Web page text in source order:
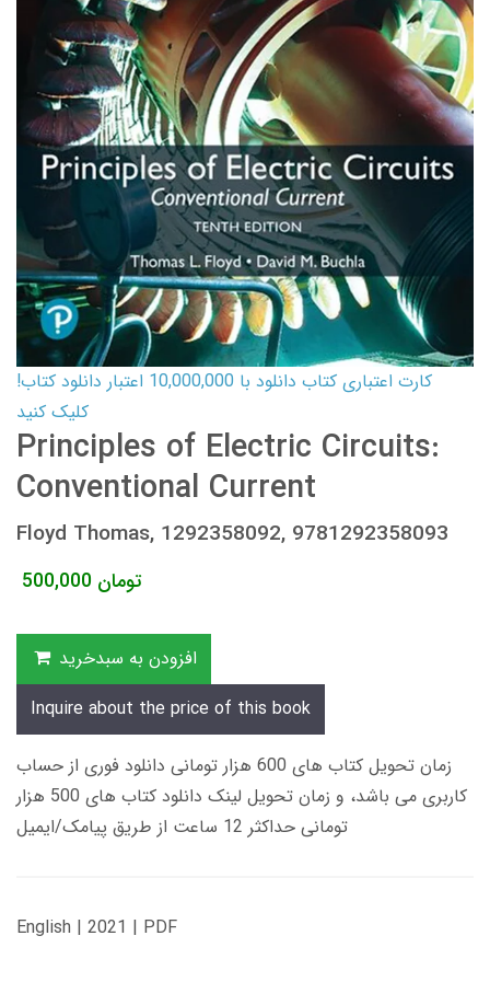
کارت اعتباری کتاب دانلود با 10,000,000 اعتبار دانلود کتاب!
کلیک کنید
Principles of Electric Circuits:
Conventional Current
Floyd Thomas, 1292358092, 9781292358093
500,000 تومان
افزودن به سبدخرید
Inquire about the price of this book
زمان تحویل کتاب های 600 هزار تومانی دانلود فوری از حساب
کاربری می باشد، و زمان تحویل لینک دانلود کتاب های 500 هزار
تومانی حداکثر 12 ساعت از طریق پیامک/ایمیل
English | 2021 | PDF